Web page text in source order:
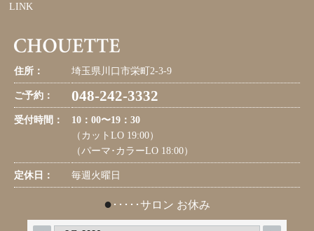
LINK
住所： 埼玉県川口市栄町2-3-9
ご予約： 048-242-3332
受付時間：
10：00〜19：30
（カットLO 19:00）
（パーマ･カラーLO 18:00）
定休日： 毎週火曜日
● ･････サロン お休み